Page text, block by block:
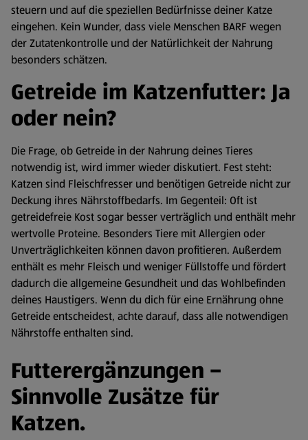
steuern und auf die speziellen Bedürfnisse deiner Katze
eingehen. Kein Wunder, dass viele Menschen BARF wegen
der Zutatenkontrolle und der Natürlichkeit der Nahrung
besonders schätzen.
Getreide im Katzenfutter: Ja
oder nein?
Die Frage, ob Getreide in der Nahrung deines Tieres
notwendig ist, wird immer wieder diskutiert. Fest steht:
Katzen sind Fleischfresser und benötigen Getreide nicht zur
Deckung ihres Nährstoffbedarfs. Im Gegenteil: Oft ist
getreidefreie Kost sogar besser verträglich und enthält mehr
wertvolle Proteine. Besonders Tiere mit Allergien oder
Unverträglichkeiten können davon profitieren. Außerdem
enthält es mehr Fleisch und weniger Füllstoffe und fördert
dadurch die allgemeine Gesundheit und das Wohlbefinden
deines Haustigers. Wenn du dich für eine Ernährung ohne
Getreide entscheidest, achte darauf, dass alle notwendigen
Nährstoffe enthalten sind.
Futterergänzungen –
Sinnvolle Zusätze für
Katzen.